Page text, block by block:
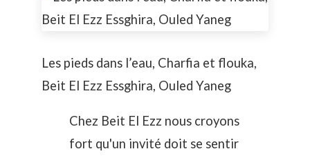
Les pieds dans l’eau, Charfia et flouka,
Beit El Ezz Essghira, Ouled Yaneg
Chez Beit El Ezz nous croyons
fort qu'un invité doit se sentir